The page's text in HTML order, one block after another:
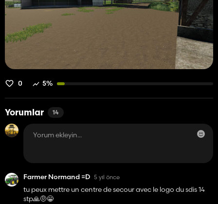
0 5%
Yorumlar 14
Farmer Normand =D 5 yıl önce
tu peux mettre un centre de secour avec le logo du sdis 14
stp🙏🤨😁